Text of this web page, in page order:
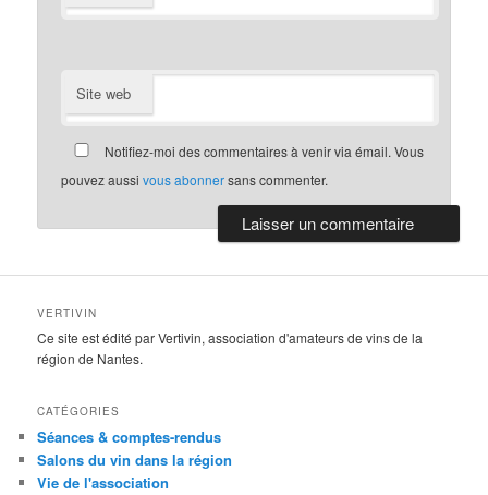
Site web
Notifiez-moi des commentaires à venir via émail. Vous
pouvez aussivous abonnersans commenter.
VERTIVIN
Ce site est édité par Vertivin, association d'amateurs de vins de la
région de Nantes.
CATÉGORIES
Séances & comptes-rendus
Salons du vin dans la région
Vie de l'association